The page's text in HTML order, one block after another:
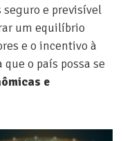
e previsível
um equilíbrio
e o incentivo à
o país possa se
e